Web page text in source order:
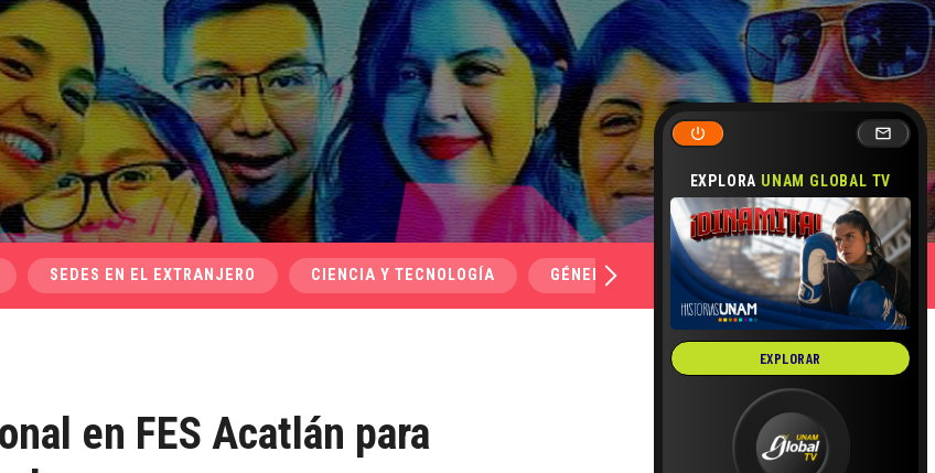
EXPLORA UNAM GLOBAL TV
EXPLORAR
SEDES EN EL EXTRANJERO CIENCIA Y TECNOLOGÍA GÉNERO Y SEXUALIDAD SALUD
en FES Acatlán para